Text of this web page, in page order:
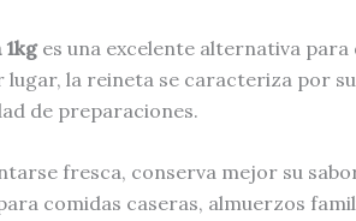
es una excelente alternativa para
lugar, la reineta se caracteriza por
de preparaciones.
fresca, conserva mejor su
comidas caseras, almuerzos